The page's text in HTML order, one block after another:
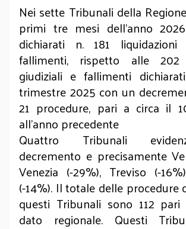
Nei sette Tribunali della
primi tre mesi dell’anno
dichiarati n. 181
fallimenti, rispetto alle 202
giudiziali e fallimenti
trimestre 2025 con un
21 procedure, pari a circa il
all’anno precedente
Quattro Tribunali
decremento e precisamente
Venezia (-29%), Treviso (-
(-14%). Il totale delle procedure
questi Tribunali sono 112
dato regionale. Questi